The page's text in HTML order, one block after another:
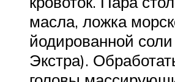
масла, ложка
йодированной
Экстра).